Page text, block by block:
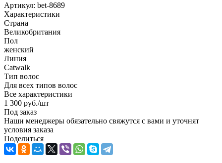
Артикул: bet-8689
Характеристики
Страна
Великобритания
Пол
женский
Линия
Catwalk
Тип волос
Для всех типов волос
Все характеристики
1 300 руб./шт
Под заказ
Наши менеджеры обязательно свяжутся с вами и уточнят
условия заказа
Поделиться